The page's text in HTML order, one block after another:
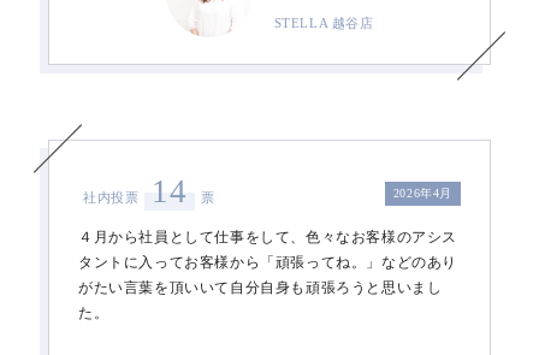
STELLA 越谷店
2026年4月
社内投票 14 票
４月から社員として仕事をして、色々なお客様のアシス
タントに入ってお客様から「頑張ってね。」などのあり
がたい言葉を頂いいて自分自身も頑張ろうと思いまし
た。